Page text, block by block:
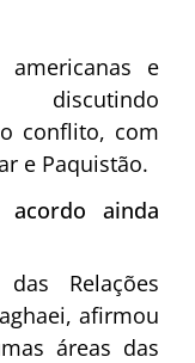
americanas e
conflito, com
e Paquistão.
acordo ainda
Relações
afirmou
áreas das